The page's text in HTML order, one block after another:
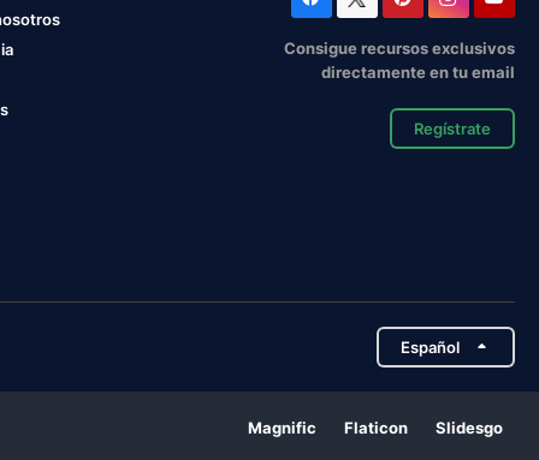
Consigue recursos exclusivos
directamente en tu email
Regístrate
Español
Magnific Flaticon Slidesgo